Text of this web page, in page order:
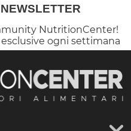
NutritionCenter!
ogni settimana